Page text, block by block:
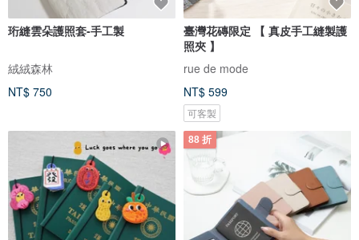
珩縫雲朵護照套-手工製
絨絨森林
NT$ 750
臺灣花磚限定 【 真皮手工縫製護
照夾 】
rue de mode
NT$ 599
可客製
88 折